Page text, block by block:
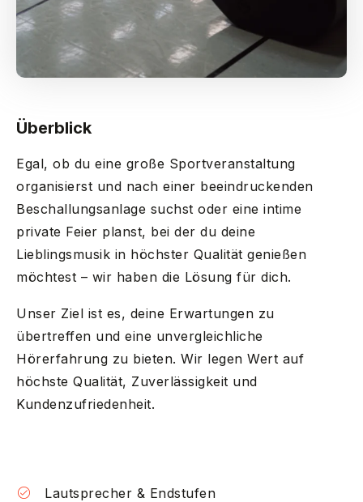
Überblick
Egal, ob du eine große Sportveranstaltung
organisierst und nach einer beeindruckenden
Beschallungsanlage suchst oder eine intime
private Feier planst, bei der du deine
Lieblingsmusik in höchster Qualität genießen
möchtest – wir haben die Lösung für dich.
Unser Ziel ist es, deine Erwartungen zu
übertreffen und eine unvergleichliche
Hörerfahrung zu bieten. Wir legen Wert auf
höchste Qualität, Zuverlässigkeit und
Kundenzufriedenheit.
Lautsprecher & Endstufen